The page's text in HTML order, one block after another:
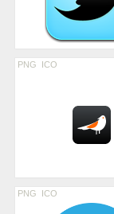
PNG ICO
PNG ICO